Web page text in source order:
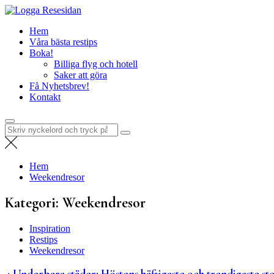
Hoppa
innehåll
Din resa börjar här – utflykter, guider och resetips för alla äventyr
Hem
Våra bästa restips
Boka!
Billiga flyg och hotell
Saker att göra
Få Nyhetsbrev!
Kontakt
Sök
efter:
Hem
Weekendresor
Kategori: Weekendresor
Inspiration
Restips
Weekendresor